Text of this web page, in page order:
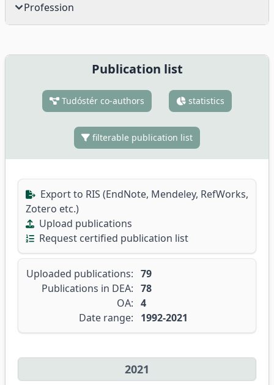
Profession
Publication list
Tudóstér co-authors statistics
filterable publication list
Export to RIS (EndNote, Mendeley, RefWorks,
Zotero etc.)
Upload publications
Request certified publication list
Uploaded publications: 79
Publications in DEA: 78
OA: 4
Date range:
1992-2021
2021